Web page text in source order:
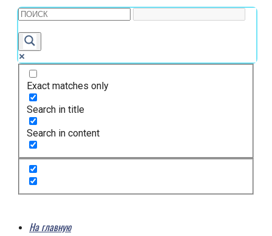
Exact matches only
Search in title
Search in content
На главную